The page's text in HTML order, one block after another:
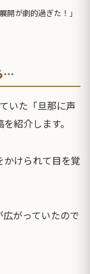
開が劇的過ぎた！」
…
いた「旦那に声
紹介します。
けられて目を覚
がっていたので